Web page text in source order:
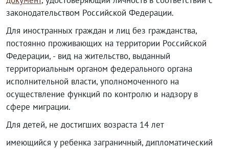
законодательством Российской Федерации.
Для иностранных граждан и лиц без гражданства,
постоянно проживающих на территории Российской
Федерации, - вид на жительство, выданный
территориальным органом федерального органа
исполнительной власти, уполномоченного на
осуществление функций по контролю и надзору в
сфере миграции.
Для детей, не достигших возраста 14 лет
имеющийся у ребенка заграничный, дипломатический